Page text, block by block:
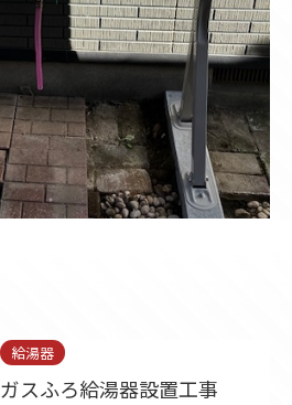
給湯器
ガスふろ給湯器設置工事